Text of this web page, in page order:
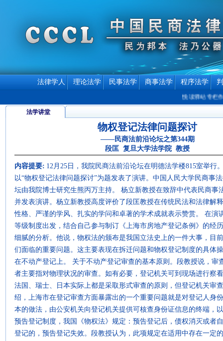
法律学人 理论法学 民事法学 商事法学 程序法学
悦读驿站专栏作者介绍
法学讲堂
物权登记法律问题探讨
——民商法前沿论坛之第344期
段匡 复旦大学法学院 教授
内容提要: 12月25日，我院民商法前沿论坛在明德法学楼815室举行
以“物权登记法律问题探讨”为题发表了演讲。中国人民大学民商事
坛由我院博士研究生熊丙万主持。 杨立新教授在致辞中代表民商事
并发表演讲。杨立新教授高度评价了段匡教授在传统民法和法律解
性格、严谨的学风、扎实的学问和卓著的学术成就表示赞赏。 在演
等级制度出发，结合自己参与制订《上海市房地产登记条例》的经
细腻的分析。他说，物权法的颁布是我国立法史上的一件大事，目
们面临的重要问题。这主要表现在拆迁问题和物权登记制度的具体
在不动产登记上。 关于不动产登记审查的基本原则。段教授说，审
者主要指对物理状况的审查。如有必要，登记机关可到现场进行察
法国、瑞士、日本实际上都是采取形式审查的原则，但登记机关审
绍，上海市在登记审查方面暴露出的一个重要问题就是对登记人身
本的做法，由公安机关向登记机关提供可核查身份证信息的终端
预告登记制度，我国《物权法》规定：预告登记后，债权消灭或者
登记的，预告登记失效。段教授认为，此项规定在适用中存在一定